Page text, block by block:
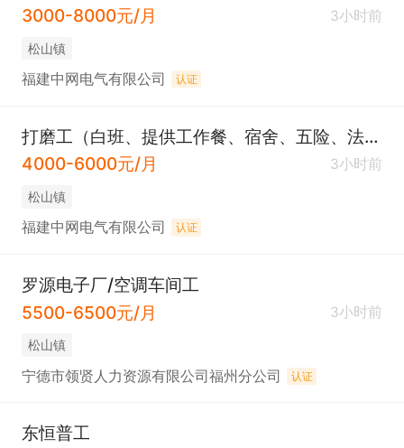
3000-8000元/月
3小时前
松山镇
福建中网电气有限公司 认证
打磨工（白班、提供工作餐、宿舍、五险、法定节假日、节日福利、免费培训等）
4000-6000元/月
3小时前
松山镇
福建中网电气有限公司 认证
罗源电子厂/空调车间工
5500-6500元/月
3小时前
松山镇
宁德市领贤人力资源有限公司福州分公司 认证
东恒普工